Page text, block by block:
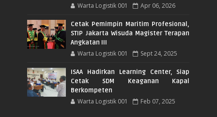
Warta Logistik 001 Apr 06, 2026
Cetak Pemimpin Maritim Profesional,
STIP Jakarta Wisuda Magister Terapan
Angkatan III
Warta Logistik 001 Sept 24, 2025
ISAA Hadirkan Learning Center, Siap
Cetak SDM Keaganan Kapal
Berkompeten
Warta Logistik 001 Feb 07, 2025